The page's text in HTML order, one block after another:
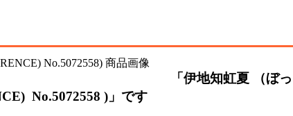
「伊地知虹夏 （ぼっ
No.5072558 )」です